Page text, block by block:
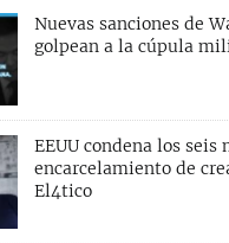
Nuevas sanciones de
golpean a la cúpula
EEUU condena los seis
encarcelamiento de
El4tico